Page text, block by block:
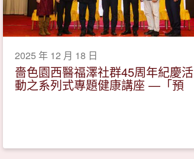
2025 年 12 月 18 日
嗇色園西醫福澤社群45周年紀慶活
動之系列式專題健康講座 —「預